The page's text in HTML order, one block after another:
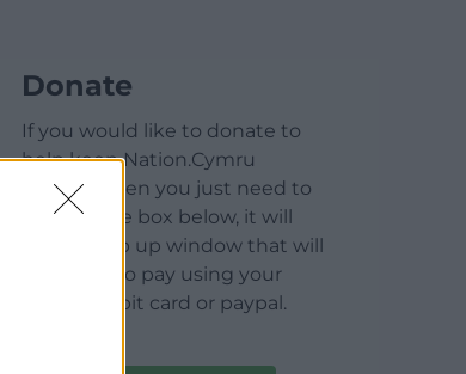
Donate
If you would like to donate to
help keep Nation.Cymru
running then you just need to
click on the box below, it will
open a pop up window that will
allow you to pay using your
credit / debit card or paypal.